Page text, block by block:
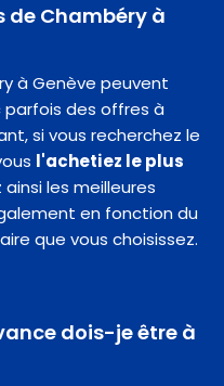
de Chambéry à
à Genève peuvent
des offres à
si vous recherchez le
l'achetiez le plus
les meilleures
en fonction du
que vous choisissez.
dois-je être à